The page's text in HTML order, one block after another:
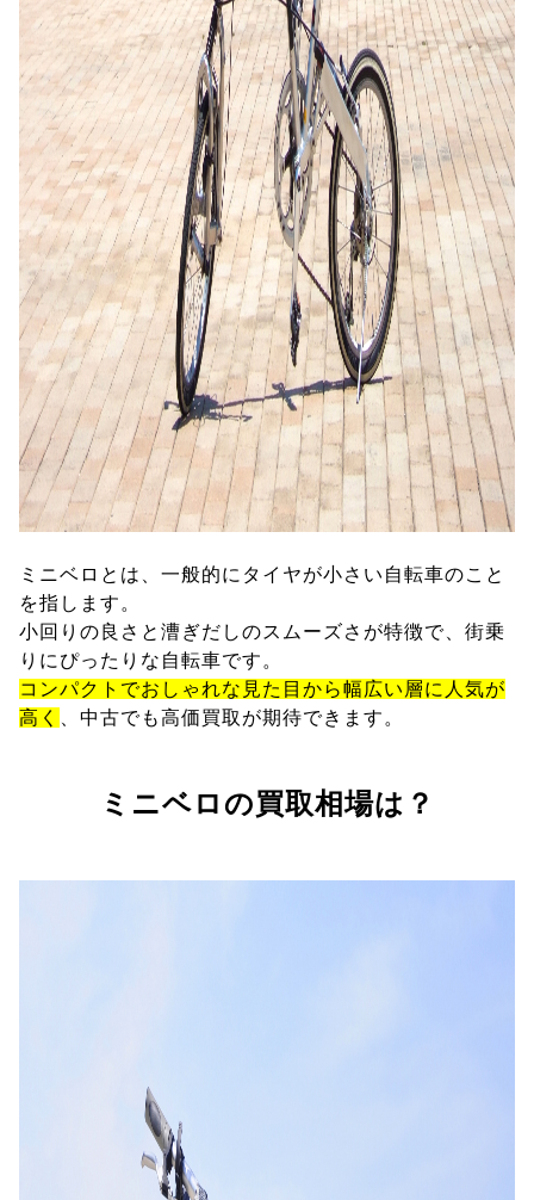
ミニベロとは、一般的にタイヤが小さい自転車のこと
を指します。
小回りの良さと漕ぎだしのスムーズさが特徴で、街乗
りにぴったりな自転車です。
コンパクトでおしゃれな見た目から幅広い層に人気が
高く
、中古でも高価買取が期待できます。
ミニベロの買取相場は？